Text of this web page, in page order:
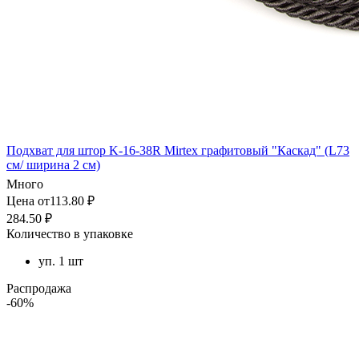
Подхват для штор K-16-38R Mirtex графитовый "Каскад" (L73
см/ ширина 2 см)
Много
Цена от113.80 ₽
284.50 ₽
Количество в упаковке
уп. 1 шт
Распродажа
-60%